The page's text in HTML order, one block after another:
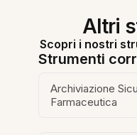
Altri
Scopri i nostri
Strumenti
Archiviazione
Farmaceutica